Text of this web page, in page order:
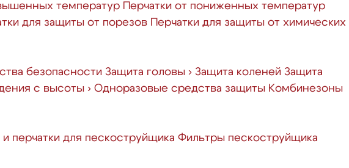
температур Перчатки от пониженных температур
для защиты от порезов Перчатки для защиты от химических
безопасности Защита головы › Защита коленей Защита
с высоты › Одноразовые средства защиты Комбинезоны
перчатки для пескоструйщика Фильтры пескоструйщика